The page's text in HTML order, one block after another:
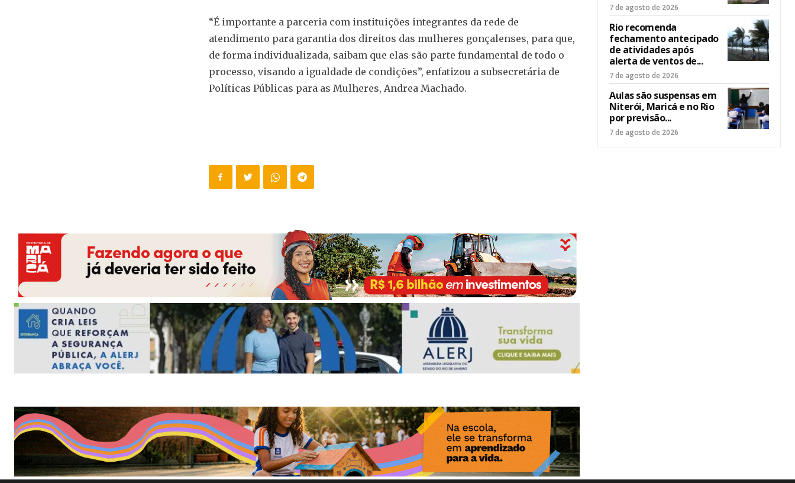
“É importante a parceria com instituições integrantes da rede de
atendimento para garantia dos direitos das mulheres gonçalenses, para que,
de forma individualizada, saibam que elas são parte fundamental de todo o
processo, visando a igualdade de condições”, enfatizou a subsecretária de
Políticas Públicas para as Mulheres, Andrea Machado.
7 de agosto de 2026
Rio recomenda
fechamento antecipado
de atividades após
alerta de ventos de...
7 de agosto de 2026
Aulas são suspensas em
Niterói, Maricá e no Rio
por previsão...
7 de agosto de 2026